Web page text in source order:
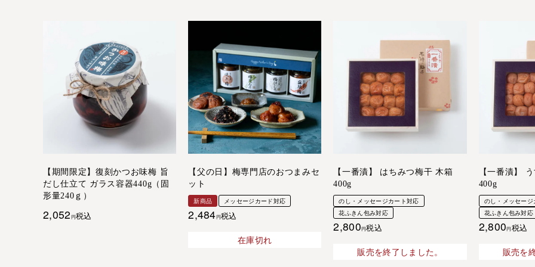
【期間限定】復刻かつお味梅 旨
だし仕立て ガラス容器440g（固
形量240ｇ）
2,052 税込
【父の日】梅専門店のおつまみセ
ット
新商品
メッセージカード対応
2,484 税込
在庫切れ
【一番漬】 はちみつ梅干 木箱
400g
のし・メッセージカート対応
花ふきん包み対応
2,800 税込
販売を終了しました。
【一番漬】
400g
のし・メッセー
花ふきん包み対応
2,800 税込
販売を